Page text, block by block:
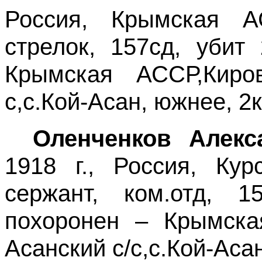
Россия, Крымская
стрелок, 157сд,
Крымская
с,с.Кой-Асан, южнее,
Оленченков
1918 г., Россия,
сержант, ком.отд,
похоронен –
Асанский с/с,с.Кой-